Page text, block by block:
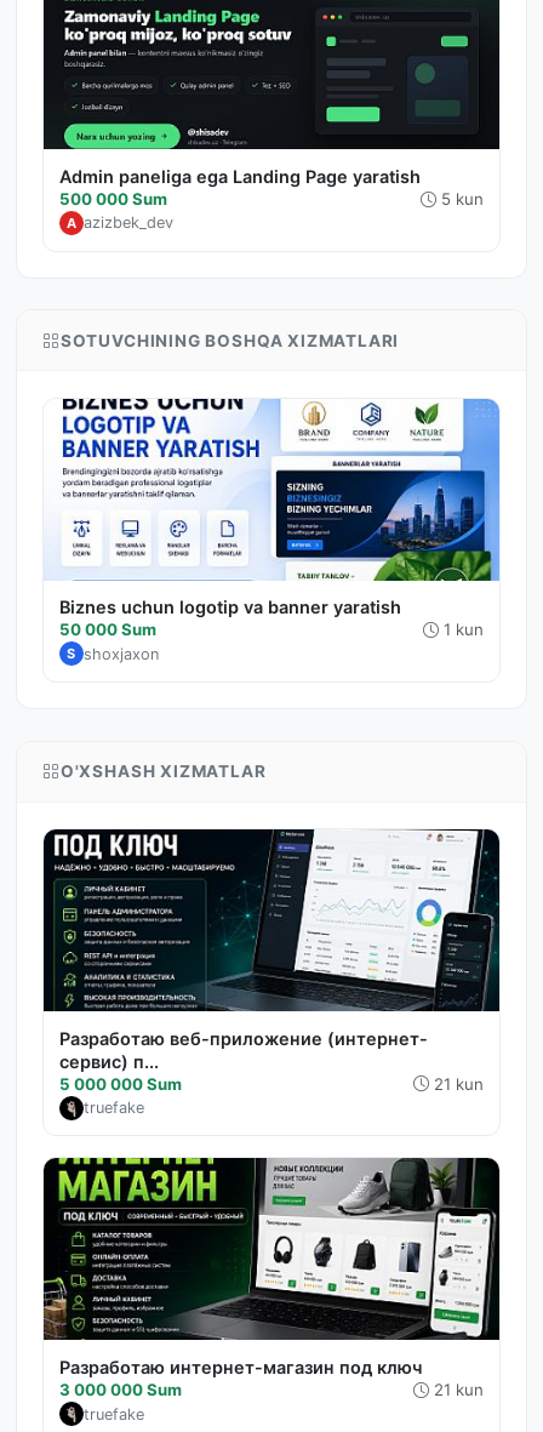
Admin paneliga ega Landing Page yaratish
500 000 Sum 5 kun
A azizbek_dev
SOTUVCHINING BOSHQA XIZMATLARI
Biznes uchun logotip va banner yaratish
50 000 Sum 1 kun
S shoxjaxon
O'XSHASH XIZMATLAR
Разработаю веб-приложение (интернет-
сервис) п...
5 000 000 Sum 21 kun
truefake
Разработаю интернет-магазин под ключ
3 000 000 Sum 21 kun
truefake